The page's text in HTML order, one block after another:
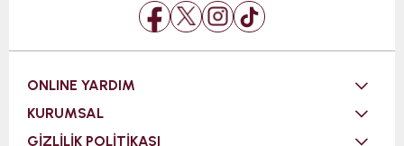
ONLINE YARDIM
KURUMSAL
GİZLİLİK POLİTİKASI